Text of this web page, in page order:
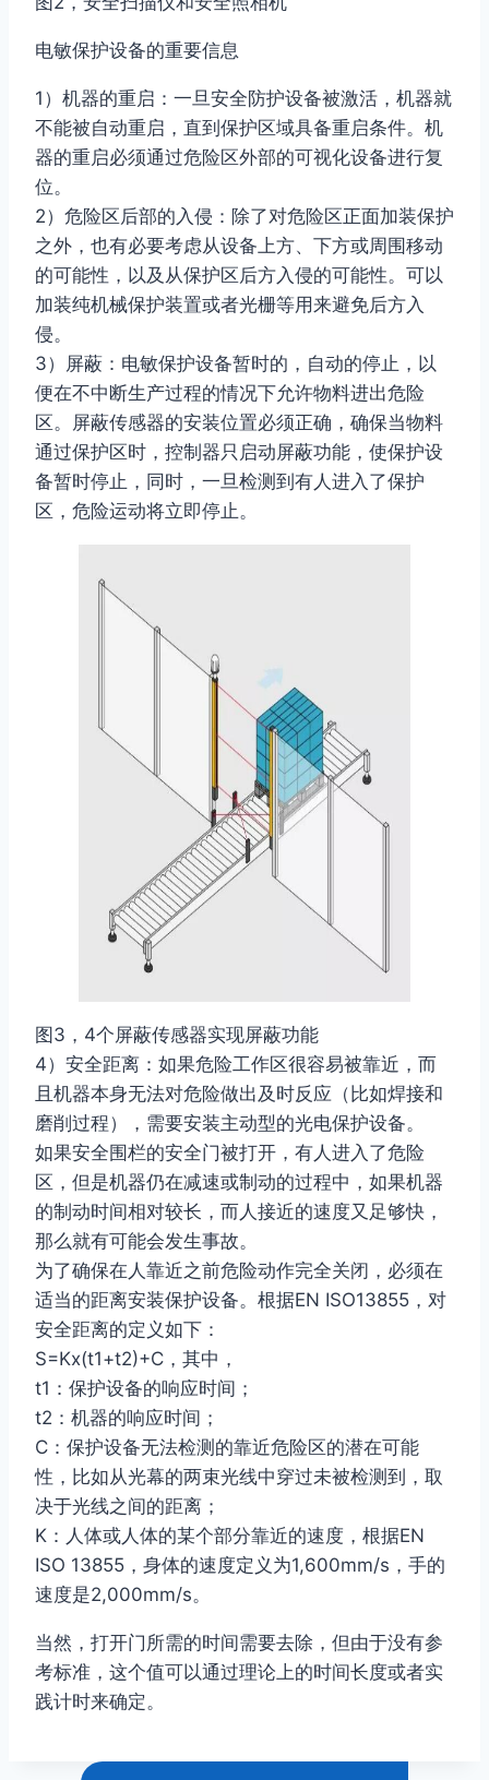
电敏保护设备的重要信息
1）机器的重启：一旦安全防护设备被激活，机器就
不能被自动重启，直到保护区域具备重启条件。机
器的重启必须通过危险区外部的可视化设备进行复
位。
2）危险区后部的入侵：除了对危险区正面加装保护
之外，也有必要考虑从设备上方、下方或周围移动
的可能性，以及从保护区后方入侵的可能性。可以
加装纯机械保护装置或者光栅等用来避免后方入
侵。
3）屏蔽：电敏保护设备暂时的，自动的停止，以
便在不中断生产过程的情况下允许物料进出危险
区。屏蔽传感器的安装位置必须正确，确保当物料
通过保护区时，控制器只启动屏蔽功能，使保护设
备暂时停止，同时，一旦检测到有人进入了保护
区，危险运动将立即停止。
图3，4个屏蔽传感器实现屏蔽功能
4）安全距离：如果危险工作区很容易被靠近，而
且机器本身无法对危险做出及时反应（比如焊接和
磨削过程），需要安装主动型的光电保护设备。
如果安全围栏的安全门被打开，有人进入了危险
区，但是机器仍在减速或制动的过程中，如果机器
的制动时间相对较长，而人接近的速度又足够快，
那么就有可能会发生事故。
为了确保在人靠近之前危险动作完全关闭，必须在
适当的距离安装保护设备。根据EN ISO13855，对
安全距离的定义如下：
S=Kx(t1+t2)+C，其中，
t1：保护设备的响应时间；
t2：机器的响应时间；
C：保护设备无法检测的靠近危险区的潜在可能
性，比如从光幕的两束光线中穿过未被检测到，取
决于光线之间的距离；
K：人体或人体的某个部分靠近的速度，根据EN
ISO 13855，身体的速度定义为1,600mm/s，手的
速度是2,000mm/s。
当然，打开门所需的时间需要去除，但由于没有参
考标准，这个值可以通过理论上的时间长度或者实
践计时来确定。